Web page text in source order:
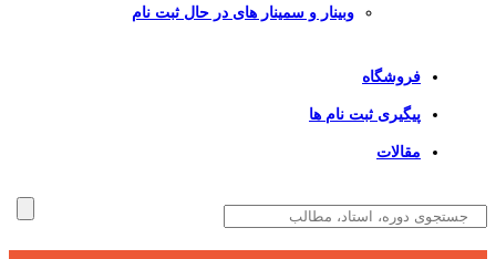
وبینار و سمینار های در حال ثبت نام
فروشگاه
پیگیری ثبت نام ها
مقالات